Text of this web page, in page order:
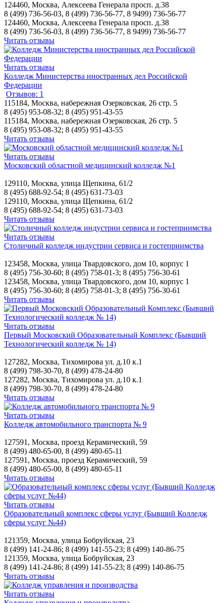
124460, Москва, Алексеева Генерала просп. д.38
8 (499) 736-56-03, 8 (499) 736-56-77, 8 9499) 736-56-77
124460, Москва, Алексеева Генерала просп. д.38
8 (499) 736-56-03, 8 (499) 736-56-77, 8 9499) 736-56-77
Читать отзывы
Читать отзывы
Колледж Министерства иностранных дел Российской
Федерации
Отзывов: 1
115184, Москва, набережная Озерковская, 26 стр. 5
8 (495) 953-08-32; 8 (495) 951-43-55
115184, Москва, набережная Озерковская, 26 стр. 5
8 (495) 953-08-32; 8 (495) 951-43-55
Читать отзывы
Читать отзывы
Московский областной медицинский колледж №1
129110, Москва, улица Щепкина, 61/2
8 (495) 688-92-54; 8 (495) 631-73-03
129110, Москва, улица Щепкина, 61/2
8 (495) 688-92-54; 8 (495) 631-73-03
Читать отзывы
Читать отзывы
Столичный колледж индустрии сервиса и гостеприимства
123458, Москва, улица Твардовского, дом 10, корпус 1
8 (495) 756-30-60; 8 (495) 758-01-3; 8 (495) 756-30-61
123458, Москва, улица Твардовского, дом 10, корпус 1
8 (495) 756-30-60; 8 (495) 758-01-3; 8 (495) 756-30-61
Читать отзывы
Читать отзывы
Первый Московский Образовательный Комплекс (Бывший
Технологический колледж № 14)
127282, Москва, Тихомирова ул. д.10 к.1
8 (499) 798-30-70, 8 (499) 478-24-80
127282, Москва, Тихомирова ул. д.10 к.1
8 (499) 798-30-70, 8 (499) 478-24-80
Читать отзывы
Читать отзывы
Колледж автомобильного транспорта № 9
127591, Москва, проезд Керамический, 59
8 (499) 480-65-00, 8 (499) 480-65-11
127591, Москва, проезд Керамический, 59
8 (499) 480-65-00, 8 (499) 480-65-11
Читать отзывы
Читать отзывы
Образовательный комплекс сферы услуг (Бывший Колледж
сферы услуг №44)
121359, Москва, улица Бобруйская, 23
8 (499) 141-24-86; 8 (499) 141-55-23; 8 (499) 140-86-75
121359, Москва, улица Бобруйская, 23
8 (499) 141-24-86; 8 (499) 141-55-23; 8 (499) 140-86-75
Читать отзывы
Читать отзывы